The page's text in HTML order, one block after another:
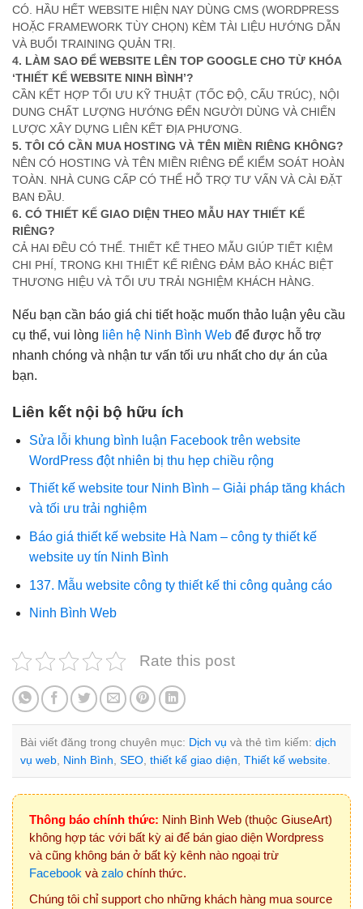
CÓ. HẦU HẾT WEBSITE HIỆN NAY DÙNG CMS (WORDPRESS
HOẶC FRAMEWORK TÙY CHỌN) KÈM TÀI LIỆU HƯỚNG DẪN
VÀ BUỔI TRAINING QUẢN TRỊ.
4. LÀM SAO ĐỂ WEBSITE LÊN TOP GOOGLE CHO TỪ KHÓA
‘THIẾT KẾ WEBSITE NINH BÌNH’?
CẦN KẾT HỢP TỐI ƯU KỸ THUẬT (TỐC ĐỘ, CẤU TRÚC), NỘI
DUNG CHẤT LƯỢNG HƯỚNG ĐẾN NGƯỜI DÙNG VÀ CHIẾN
LƯỢC XÂY DỰNG LIÊN KẾT ĐỊA PHƯƠNG.
5. TÔI CÓ CẦN MUA HOSTING VÀ TÊN MIỀN RIÊNG KHÔNG?
NÊN CÓ HOSTING VÀ TÊN MIỀN RIÊNG ĐỂ KIỂM SOÁT HOÀN
TOÀN. NHÀ CUNG CẤP CÓ THỂ HỖ TRỢ TƯ VẤN VÀ CÀI ĐẶT
BAN ĐẦU.
6. CÓ THIẾT KẾ GIAO DIỆN THEO MẪU HAY THIẾT KẾ
RIÊNG?
CẢ HAI ĐỀU CÓ THỂ. THIẾT KẾ THEO MẪU GIÚP TIẾT KIỆM
CHI PHÍ, TRONG KHI THIẾT KẾ RIÊNG ĐẢM BẢO KHÁC BIỆT
THƯƠNG HIỆU VÀ TỐI ƯU TRẢI NGHIỆM KHÁCH HÀNG.
Nếu bạn cần báo giá chi tiết hoặc muốn thảo luận yêu cầu
cụ thể, vui lòng liên hệ Ninh Bình Web để được hỗ trợ
nhanh chóng và nhận tư vấn tối ưu nhất cho dự án của
bạn.
Liên kết nội bộ hữu ích
Sửa lỗi khung bình luận Facebook trên website
WordPress đột nhiên bị thu hẹp chiều rộng
Thiết kế website tour Ninh Bình – Giải pháp tăng khách
và tối ưu trải nghiệm
Báo giá thiết kế website Hà Nam – công ty thiết kế
website uy tín Ninh Bình
137. Mẫu website công ty thiết kế thi công quảng cáo
Ninh Bình Web
Rate this post
Bài viết đăng trong chuyên mục: Dịch vụ và thẻ tìm kiếm: dịch
vụ web, Ninh Bình, SEO, thiết kế giao diện, Thiết kế website.
Thông báo chính thức: Ninh Bình Web (thuộc GiuseArt)
không hợp tác với bất kỳ ai để bán giao diện Wordpress
và cũng không bán ở bất kỳ kênh nào ngoại trừ
Facebook và zalo chính thức.
Chúng tôi chỉ support cho những khách hàng mua source